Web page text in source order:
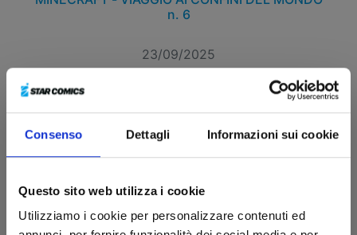
Consenso Dettagli Informazioni sui cookie
Questo sito web utilizza i cookie
Utilizziamo i cookie per personalizzare contenuti ed
n. 6
23/09/2025